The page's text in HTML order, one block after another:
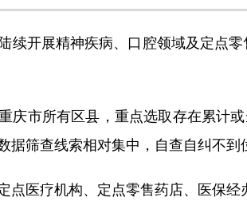
开展精神疾病、口腔领域及定点零
市所有区县，重点选取存在累计
筛查线索相对集中，自查自纠不到
医疗机构、定点零售药店、医保经